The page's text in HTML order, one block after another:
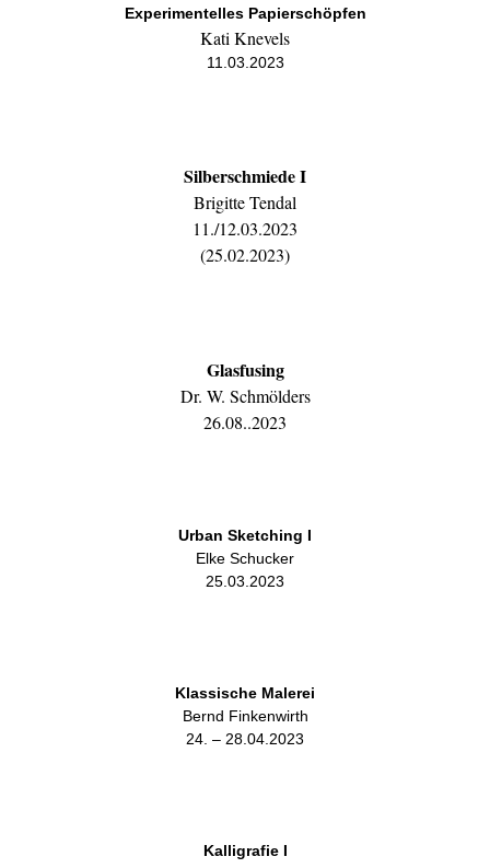
Experimentelles Papierschöpfen
Kati Knevels
11.03.2023
SilberschmiedeI
Brigitte Tendal
11./12.03.2023
(25.02.2023)
Glasfusing
Dr. W. Schmölders
26.08..2023
Urban Sketching I
Elke Schucker
25.03.2023
Klassische Malerei
Bernd Finkenwirth
24. – 28.04.2023
Kalligrafie I